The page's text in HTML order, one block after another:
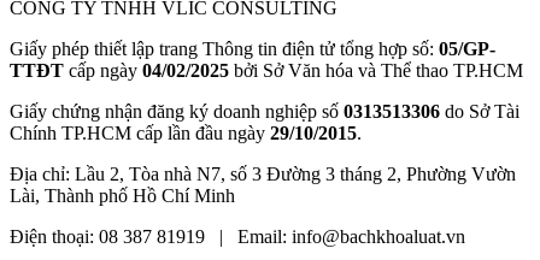
CÔNG TY TNHH VLIC CONSULTING
Giấy phép thiết lập trang Thông tin điện tử tổng hợp số: 05/GP-
TTĐT cấp ngày 04/02/2025 bởi Sở Văn hóa và Thể thao TP.HCM
Giấy chứng nhận đăng ký doanh nghiệp số 0313513306 do Sở Tài
Chính TP.HCM cấp lần đầu ngày 29/10/2015.
Địa chỉ: Lầu 2, Tòa nhà N7, số 3 Đường 3 tháng 2, Phường Vườn
Lài, Thành phố Hồ Chí Minh
Điện thoại: 08 387 81919 | Email: info@bachkhoaluat.vn